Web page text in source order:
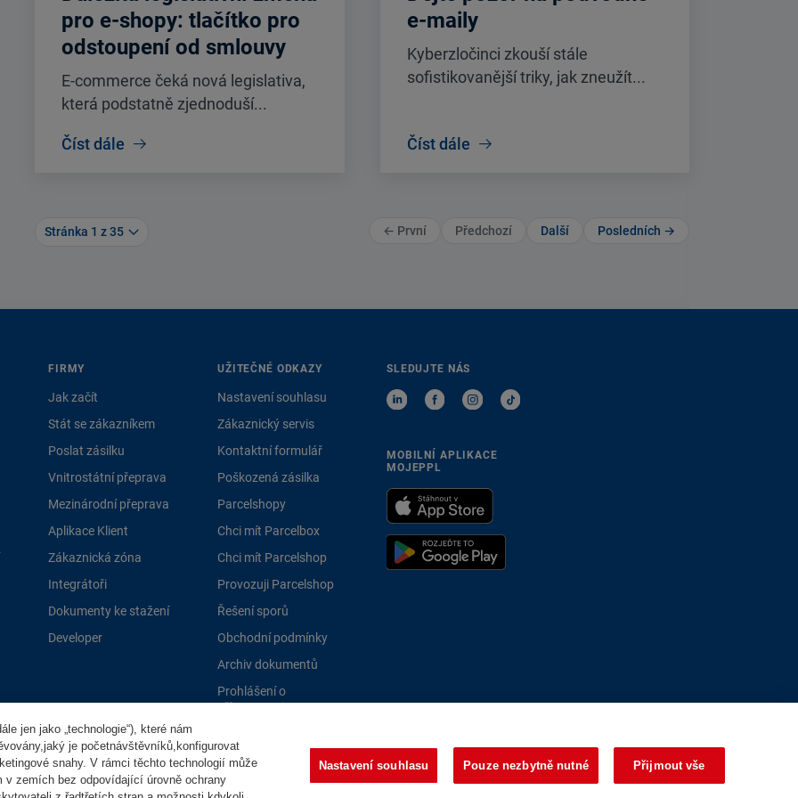
pro e-shopy: tlačítko pro
odstoupení od smlouvy
E-commerce čeká nová legislativa,
která podstatně zjednoduší...
Číst dále
e-maily
Kyberzločinci zkouší stále
sofistikovanější triky, jak zneužít...
Číst dále
Stránka 1 z 35 ← První Předchozí Další Posledních →
FIRMY
Jak začít
Stát se zákazníkem
Poslat zásilku
Vnitrostátní přeprava
Mezinárodní přeprava
Aplikace Klient
Zákaznická zóna
Integrátoři
Dokumenty ke stažení
Developer
UŽITEČNÉ ODKAZY
Nastavení souhlasu
Zákaznický servis
Kontaktní formulář
Poškozená zásilka
Parcelshopy
Chci mít Parcelbox
Chci mít Parcelshop
Provozuji Parcelshop
Řešení sporů
Obchodní podmínky
Archiv dokumentů
Prohlášení o
přístupnosti
SLEDUJTE NÁS
MOBILNÍ APLIKACE
MOJEPPL
PPLně se přizpůsobíme
jen jako „technologie“), které nám
je početnávštěvníků,konfigurovat
snahy. V rámci těchto technologií může
v zemích bez odpovídající úrovně ochrany
Nastavení souhlasu Pouze nezbytně nutné Přijmout vše